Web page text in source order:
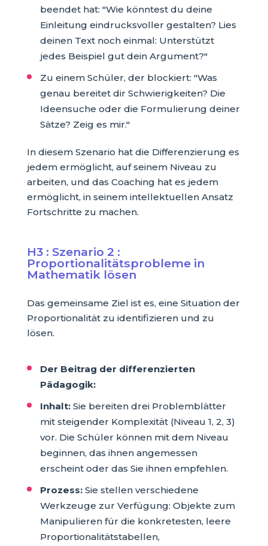
beendet hat: "Wie könntest du deine
Einleitung eindrucksvoller gestalten? Lies
deinen Text noch einmal: Unterstützt
jedes Beispiel gut dein Argument?"
Zu einem Schüler, der blockiert: "Was
genau bereitet dir Schwierigkeiten? Die
Ideensuche oder die Formulierung deiner
Sätze? Zeig es mir."
In diesem Szenario hat die Differenzierung es
jedem ermöglicht, auf seinem Niveau zu
arbeiten, und das Coaching hat es jedem
ermöglicht, in seinem intellektuellen Ansatz
Fortschritte zu machen.
H3 : Szenario 2 :
Proportionalitätsprobleme in
Mathematik lösen
Das gemeinsame Ziel ist es, eine Situation der
Proportionalität zu identifizieren und zu
lösen.
Der Beitrag der differenzierten
Pädagogik:
Inhalt:Sie bereiten drei Problemblätter
mit steigender Komplexität (Niveau 1, 2, 3)
vor. Die Schüler können mit dem Niveau
beginnen, das ihnen angemessen
erscheint oder das Sie ihnen empfehlen.
Prozess:Sie stellen verschiedene
Werkzeuge zur Verfügung: Objekte zum
Manipulieren für die konkretesten, leere
Proportionalitätstabellen,